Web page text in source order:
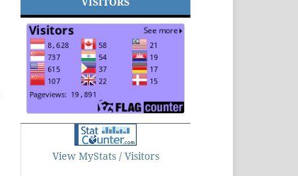
View MyStats / Visitors